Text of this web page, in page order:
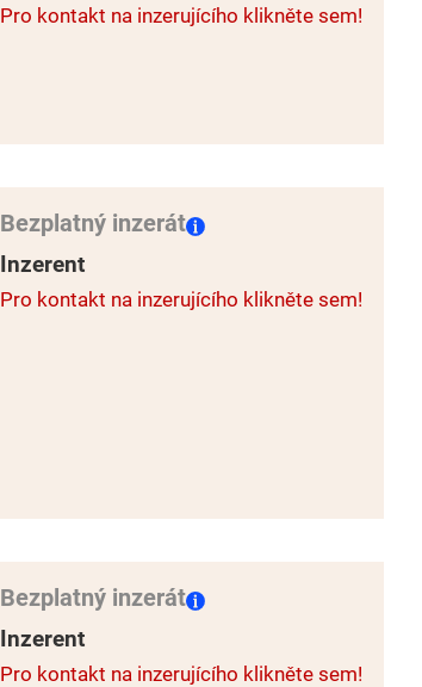
Pro kontakt na inzerujícího klikněte sem!
Bezplatný inzerát
Inzerent
Pro kontakt na inzerujícího klikněte sem!
Bezplatný inzerát
Inzerent
Pro kontakt na inzerujícího klikněte sem!